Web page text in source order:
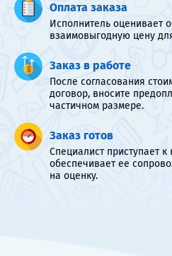
Оплата заказа
Исполнитель оценивает
взаимовыгодную цену
Заказ в работе
После согласования
договор, вносите
частичном размере.
Заказ готов
Специалист приступает
обеспечивает ее
на оценку.